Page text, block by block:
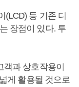
(LCD) 등 기존 디
장점이 있다. 투
과 상호작용이
게 활용될 것으로